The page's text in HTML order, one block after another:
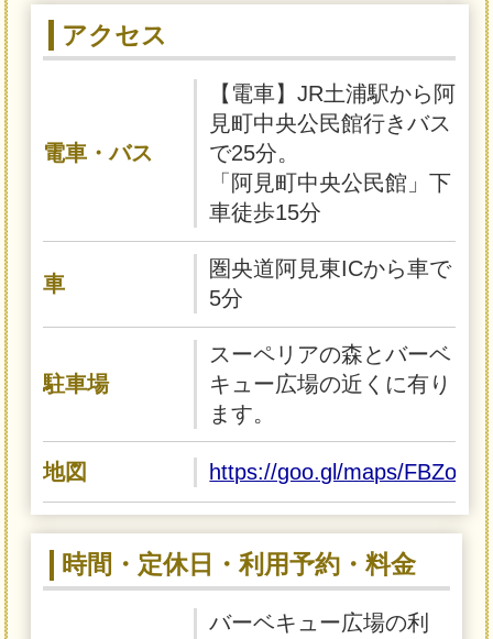
アクセス
電車・バス
【電車】JR土浦駅から阿
見町中央公民館行きバス
で25分。
「阿見町中央公民館」下
車徒歩15分
車
圏央道阿見東ICから車で
5分
駐車場
スーペリアの森とバーベ
キュー広場の近くに有り
ます。
地図 https://goo.gl/maps/
時間・定休日・利用予約・料金
バーベキュー広場の利